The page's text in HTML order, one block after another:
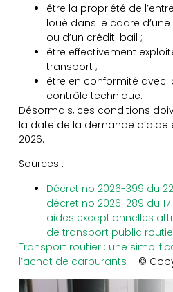
être la propriété de
loué dans le cadre
ou d’un crédit-bail ;
être effectivement
transport ;
être en conformité avec
contrôle technique.
Désormais, ces conditions
la date de la demande d’aide
2026.
Sources :
Décret no 2026-399 du
décret no 2026-289 du
aides exceptionnelles
de transport public
Transport routier : une
l’achat de carburants – ©